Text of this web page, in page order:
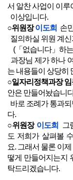
서 알찬 사업이 이
이상입니다.
○위원장이도희 손
질의하실 위원 계
(「없습니다」하
과장님 제가 하나
는 내용들이 상당히
○일자리정책과장
안은 만들어놨습니
바로 조례가 통과
다.
○위원장 이도희
그
도 저희가 살펴볼
요. 그래서 물론 이
떻게 만들어지는지
탁드리겠습니다.